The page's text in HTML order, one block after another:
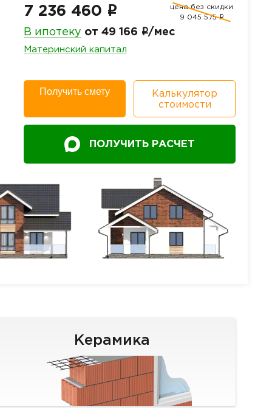
7 236 460 i
цена без скидки
9 045 575 i
В ипотеку от 49 166 i/мес
Материнский капитал
Получить смету
Калькулятор
стоимости
ПОЛУЧИТЬ РАСЧЕТ
Керамика